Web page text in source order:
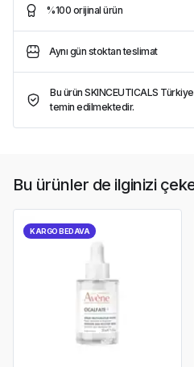
%100 orijinal ürün
Aynı gün stoktan teslimat
Bu ürün SKINCEUTICALS
temin edilmektedir.
Bu ürünler de ilginizi
KARGO BEDAVA